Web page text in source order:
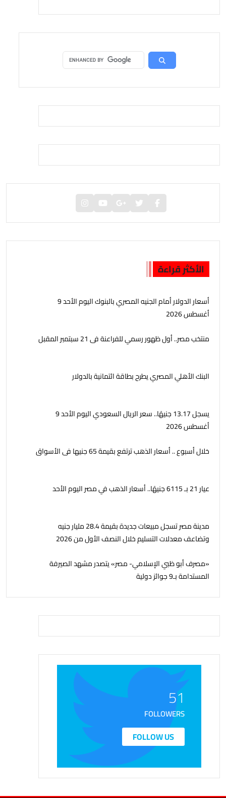
الأكثر قراءة
أسعار الدولار أمام الجنيه المصري بالبنوك اليوم الأحد 9
أغسطس 2026
منتخب مصر.. أول ظهور رسمي للفراعنة فى 21 سبتمبر المقبل
البنك الأهلي المصري يطرح بطاقة ائتمانية بالدولار
يسجل 13.17 جنيهًا.. سعر الريال السعودي اليوم الأحد 9
أغسطس 2026
خلال أسبوع .. أسعار الذهب ترتفع بقيمة 65 جنيها فى الأسواق
عيار 21 بـ 6115 جنيهًا.. أسعار الذهب في مصر اليوم الأحد
مدينة مصر تسجل مبيعات جديدة بقيمة 28.4 مليار جنيه
وتضاعف معدلات التسليم خلال النصف الأول من 2026
«مصرف أبو ظبي الإسلامي- مصر» يتصدر مشهد الصيرفة
المستدامة بـ9 جوائز دولية
51
FOLLOWERS
FOLLOW US